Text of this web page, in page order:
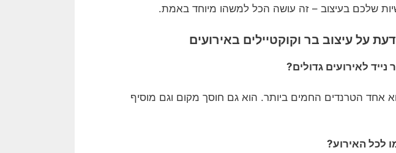
שלכם בעיצוב – זה עושה הכל למשהו מיוחד באמת.
על עיצוב בר וקוקטיילים באירועים
לאירועים גדולים?
אחד הטרנדים החמים ביותר. הוא גם חוסך מקום וגם מוסיף
לכל האירוע?